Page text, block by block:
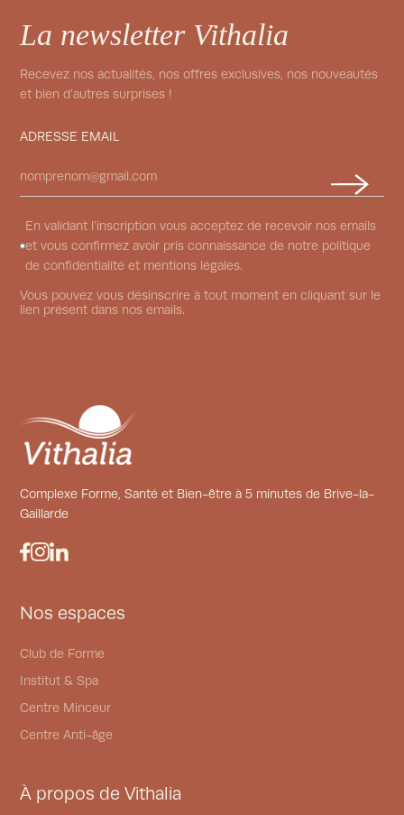
La newsletter Vithalia
Recevez nos actualités, nos offres exclusives, nos nouveautés
et bien d’autres surprises !
ADRESSE EMAIL
En validant l’inscription vous acceptez de recevoir nos emails
et vous confirmez avoir pris connaissance de notre politique
de confidentialité et mentions légales.
Vous pouvez vous désinscrire à tout moment en cliquant sur le
lien présent dans nos emails.
Complexe Forme, Santé et Bien-être à 5 minutes de Brive-la-
Gaillarde
Nos espaces
Club de Forme
Institut & Spa
Centre Minceur
Centre Anti-âge
À propos de Vithalia